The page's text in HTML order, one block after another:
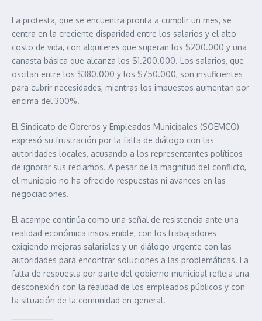
La protesta, que se encuentra pronta a cumplir un mes, se
centra en la creciente disparidad entre los salarios y el alto
costo de vida, con alquileres que superan los $200.000 y una
canasta básica que alcanza los $1.200.000. Los salarios, que
oscilan entre los $380.000 y los $750.000, son insuficientes
para cubrir necesidades, mientras los impuestos aumentan por
encima del 300%.
El Sindicato de Obreros y Empleados Municipales (SOEMCO)
expresó su frustración por la falta de diálogo con las
autoridades locales, acusando a los representantes políticos
de ignorar sus reclamos. A pesar de la magnitud del conflicto,
el municipio no ha ofrecido respuestas ni avances en las
negociaciones.
El acampe continúa como una señal de resistencia ante una
realidad económica insostenible, con los trabajadores
exigiendo mejoras salariales y un diálogo urgente con las
autoridades para encontrar soluciones a las problemáticas. La
falta de respuesta por parte del gobierno municipal refleja una
desconexión con la realidad de los empleados públicos y con
la situación de la comunidad en general.